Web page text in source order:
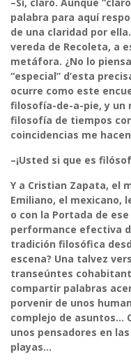
palabra para aquí
de una claridad por
vereda de Recoleta, a
metáfora. ¿No lo
“especial” d’esta
ocurre como este
filosofía-de-a-pie, y un
filosofía de tiempos
coincidencias me
–¡Usted si que es
Y a Cristian Zapata, el
Emiliano, el mexicano,
o con la Portada de
performance efectiva
tradición filosófica
escena? Una talvez
transeúntes
compartir palabras
porvenir de unos
complejo de asuntos…
unos pensadores en
playas…